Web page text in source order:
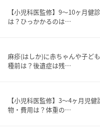
【小児科医監修】9〜10ヶ月健
は？ひっかかるのは…
麻疹(はしか)に赤ちゃんや子ど
種前は？後遺症は残…
【小児科医監修】3～4ヶ月児
物・費用は？体重の…